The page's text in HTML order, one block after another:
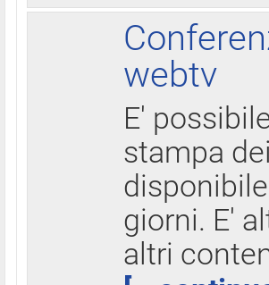
webtv
E'
stampa
giorni. E'
altri